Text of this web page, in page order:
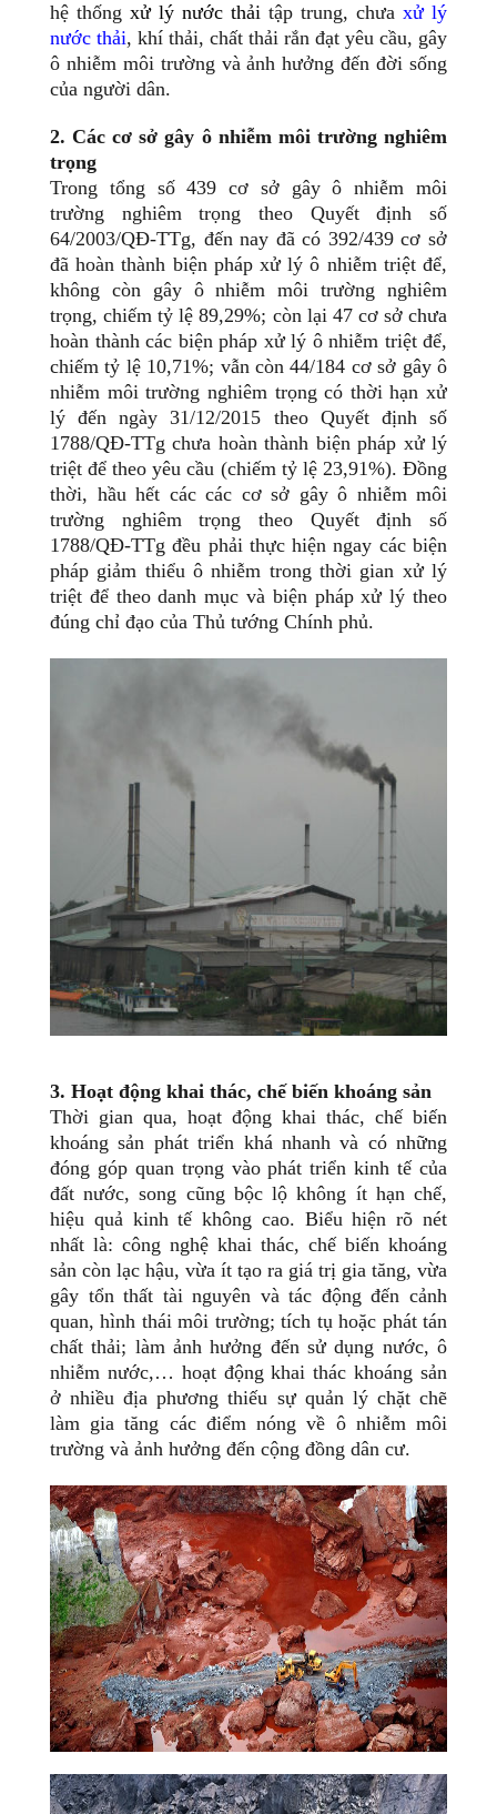
hệ thống xử lý nước thải tập trung, chưa xử lý
nước thải, khí thải, chất thải rắn đạt yêu cầu, gây
ô nhiễm môi trường và ảnh hưởng đến đời sống
của người dân.
2. Các cơ sở gây ô nhiễm môi trường nghiêm
trọng
Trong tổng số 439 cơ sở gây ô nhiễm môi
trường nghiêm trọng theo Quyết định số
64/2003/QĐ-TTg, đến nay đã có 392/439 cơ sở
đã hoàn thành biện pháp xử lý ô nhiễm triệt để,
không còn gây ô nhiễm môi trường nghiêm
trọng, chiếm tỷ lệ 89,29%; còn lại 47 cơ sở chưa
hoàn thành các biện pháp xử lý ô nhiễm triệt để,
chiếm tỷ lệ 10,71%; vẫn còn 44/184 cơ sở gây ô
nhiễm môi trường nghiêm trọng có thời hạn xử
lý đến ngày 31/12/2015 theo Quyết định số
1788/QĐ-TTg chưa hoàn thành biện pháp xử lý
triệt để theo yêu cầu (chiếm tỷ lệ 23,91%). Đồng
thời, hầu hết các các cơ sở gây ô nhiễm môi
trường nghiêm trọng theo Quyết định số
1788/QĐ-TTg đều phải thực hiện ngay các biện
pháp giảm thiểu ô nhiễm trong thời gian xử lý
triệt để theo danh mục và biện pháp xử lý theo
đúng chỉ đạo của Thủ tướng Chính phủ.
3. Hoạt động khai thác, chế biến khoáng sản
Thời gian qua, hoạt động khai thác, chế biến
khoáng sản phát triển khá nhanh và có những
đóng góp quan trọng vào phát triển kinh tế của
đất nước, song cũng bộc lộ không ít hạn chế,
hiệu quả kinh tế không cao. Biểu hiện rõ nét
nhất là: công nghệ khai thác, chế biến khoáng
sản còn lạc hậu, vừa ít tạo ra giá trị gia tăng, vừa
gây tổn thất tài nguyên và tác động đến cảnh
quan, hình thái môi trường; tích tụ hoặc phát tán
chất thải; làm ảnh hưởng đến sử dụng nước, ô
nhiễm nước,… hoạt động khai thác khoáng sản
ở nhiều địa phương thiếu sự quản lý chặt chẽ
làm gia tăng các điểm nóng về ô nhiễm môi
trường và ảnh hưởng đến cộng đồng dân cư.